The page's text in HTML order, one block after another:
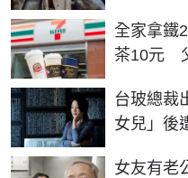
全家拿鐵
茶10元
台玻總裁
女兒」後
女友有老